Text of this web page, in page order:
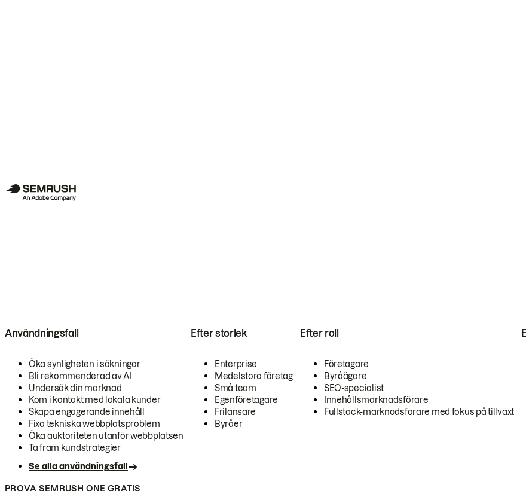
Användningsfall
Öka synligheten i sökningar
Bli rekommenderad av AI
Undersök din marknad
Kom i kontakt med lokala kunder
Skapa engagerande innehåll
Fixa tekniska webbplatsproblem
Öka auktoriteten utanför webbplatsen
Ta fram kundstrategier
Se alla användningsfall
Efter storlek
Enterprise
Medelstora företag
Små team
Egenföretagare
Frilansare
Byråer
Efter roll
Företagare
Byråägare
SEO-specialist
Innehållsmarknadsförare
Fullstack-marknadsförare med fokus på tillväxt
PROVA SEMRUSH ONE GRATIS